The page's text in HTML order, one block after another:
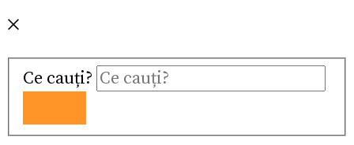
Ce cauți?